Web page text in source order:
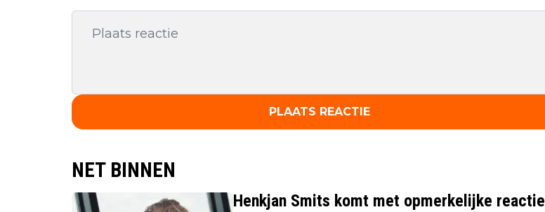
PLAATS REACTIE
NET BINNEN
Henkjan Smits komt met opmerkelijke